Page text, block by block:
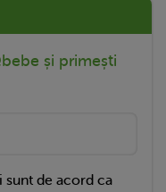
și primești
sunt de acord ca